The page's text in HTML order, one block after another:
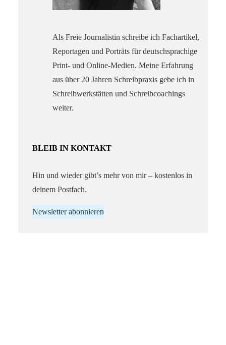
Als Freie Journalistin schreibe ich Fachartikel,
Reportagen und Porträts für deutschsprachige
Print- und Online-Medien. Meine Erfahrung
aus über 20 Jahren Schreibpraxis gebe ich in
Schreibwerkstätten und Schreibcoachings
weiter.
BLEIB IN KONTAKT
Hin und wieder gibt’s mehr von mir – kostenlos in
deinem Postfach.
Newsletter abonnieren